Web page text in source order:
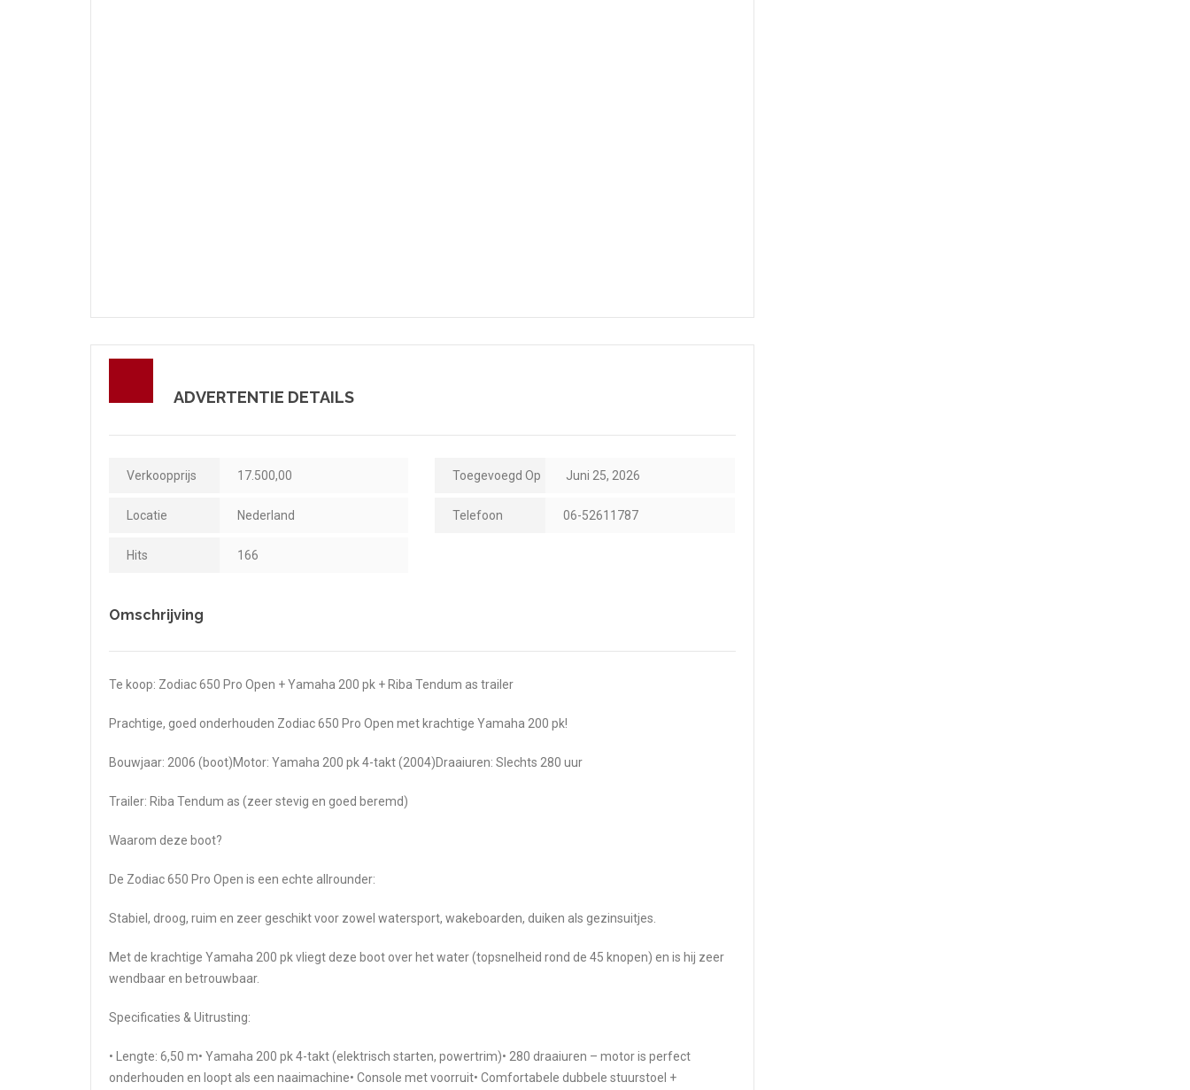
ADVERTENTIE DETAILS
Verkoopprijs 17.500,00 Toegevoegd Op Juni 25, 2026
Locatie Nederland Telefoon 06-52611787
Hits 166
Omschrijving
Te koop: Zodiac 650 Pro Open + Yamaha 200 pk + Riba Tendum as trailer
Prachtige, goed onderhouden Zodiac 650 Pro Open met krachtige Yamaha 200 pk!
Bouwjaar: 2006 (boot)Motor: Yamaha 200 pk 4-takt (2004)Draaiuren: Slechts 280 uur
Trailer: Riba Tendum as (zeer stevig en goed beremd)
Waarom deze boot?
De Zodiac 650 Pro Open is een echte allrounder:
Stabiel, droog, ruim en zeer geschikt voor zowel watersport, wakeboarden, duiken als gezinsuitjes.
Met de krachtige Yamaha 200 pk vliegt deze boot over het water (topsnelheid rond de 45 knopen) en is hij zeer
wendbaar en betrouwbaar.
Specificaties & Uitrusting:
• Lengte: 6,50 m• Yamaha 200 pk 4-takt (elektrisch starten, powertrim)• 280 draaiuren – motor is perfect
onderhouden en loopt als een naaimachine• Console met voorruit• Comfortabele dubbele stuurstoel +